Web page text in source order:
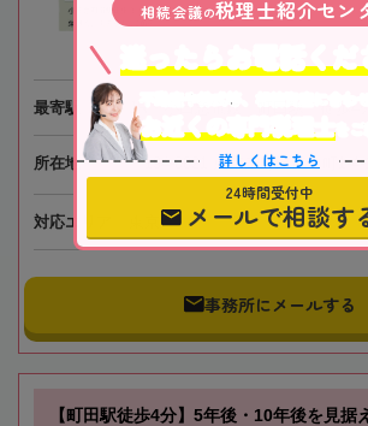
最寄駅 JR・小田急電鉄「町田駅」徒歩4分
所在地 〒194-0021 東京都町田市中町1-4-
対応エリア
事務所にメールする
【町田駅徒歩4分】5年後・10年後を見据
相続会議の税理士紹介セン
不動産や株式等、相続資産に合わせ
お近くの専門税理士 を
詳しくはこちら
24時間受付中
メールで相談す